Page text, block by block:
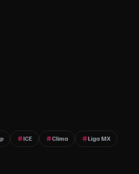
ICE Clima Liga MX